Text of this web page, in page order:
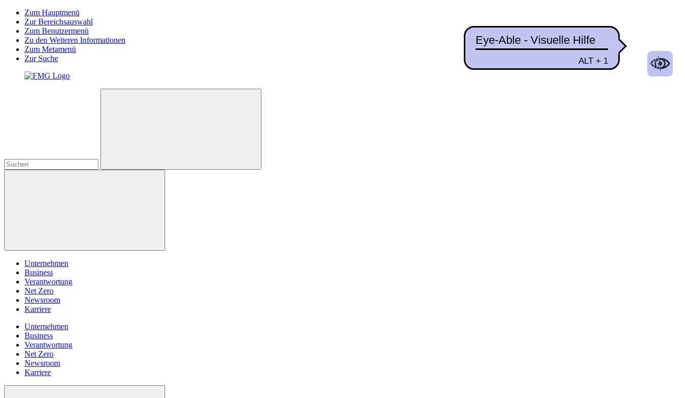
Zum Hauptmenü
Zur Bereichsauswahl
Zum Benutzermenü
Zu den Weiteren Informationen
Zum Metamenü
Zur Suche
Unternehmen
Business
Verantwortung
Net Zero
Newsroom
Karriere
Unternehmen
Business
Verantwortung
Net Zero
Newsroom
Karriere